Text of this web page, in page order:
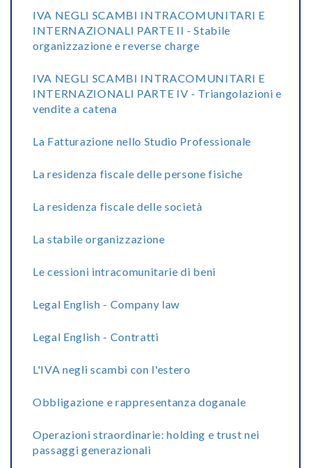
IVA NEGLI SCAMBI INTRACOMUNITARI E
INTERNAZIONALI PARTE II - Stabile
organizzazione e reverse charge
IVA NEGLI SCAMBI INTRACOMUNITARI E
INTERNAZIONALI PARTE IV - Triangolazioni e
vendite a catena
La Fatturazione nello Studio Professionale
La residenza fiscale delle persone fisiche
La residenza fiscale delle società
La stabile organizzazione
Le cessioni intracomunitarie di beni
Legal English - Company law
Legal English - Contratti
L'IVA negli scambi con l'estero
Obbligazione e rappresentanza doganale
Operazioni straordinarie: holding e trust nei
passaggi generazionali